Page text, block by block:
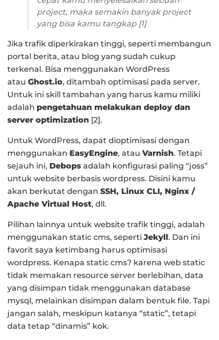
project, maka semakin banyak project
yang bisa kamu tangkap [1]
Jika trafik diperkirakan tinggi, seperti membangun
portal berita, atau blog yang sudah cukup
terkenal. Bisa menggunakan WordPress
atau Ghost.io, ditambah optimisasi pada server.
Untuk ini skill tambahan yang harus kamu miliki
adalah pengetahuan melakukan deploy dan
server optimization [2].
Untuk WordPress, dapat dioptimisasi dengan
menggunakan EasyEngine, atau Varnish. Tetapi
sejauh ini, Debops adalah konfigurasi paling “joss”
untuk website berbasis wordpress. Disini kamu
akan berkutat dengan SSH, Linux CLI, Nginx /
Apache Virtual Host, dll.
Pilihan lainnya untuk website trafik tinggi, adalah
menggunakan static cms, seperti Jekyll. Dan ini
favorit saya ketimbang harus optimisasi
wordpress. Kenapa static cms? karena web static
tidak memakan resource server berlebihan, data
yang disimpan tidak menggunakan database
mysql, melainkan disimpan dalam bentuk file. Tapi
jangan salah, meskipun katanya “static”, tetapi
data tetap “dinamis” kok.